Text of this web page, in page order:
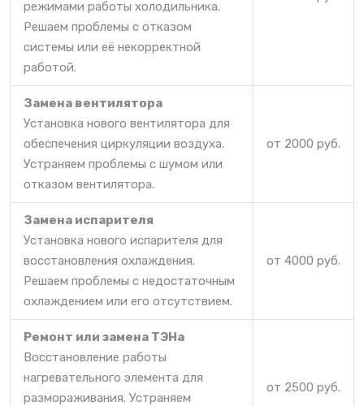
режимами работы холодильника.
Решаем проблемы с отказом
системы или её некорректной
работой.
Замена вентилятора
Установка нового вентилятора для
обеспечения циркуляции воздуха.
Устраняем проблемы с шумом или
отказом вентилятора.
от 2000 руб.
Замена испарителя
Установка нового испарителя для
восстановления охлаждения.
Решаем проблемы с недостаточным
охлаждением или его отсутствием.
от 4000 руб.
Ремонт или замена ТЭНа
Восстановление работы
нагревательного элемента для
размораживания. Устраняем
от 2500 руб.